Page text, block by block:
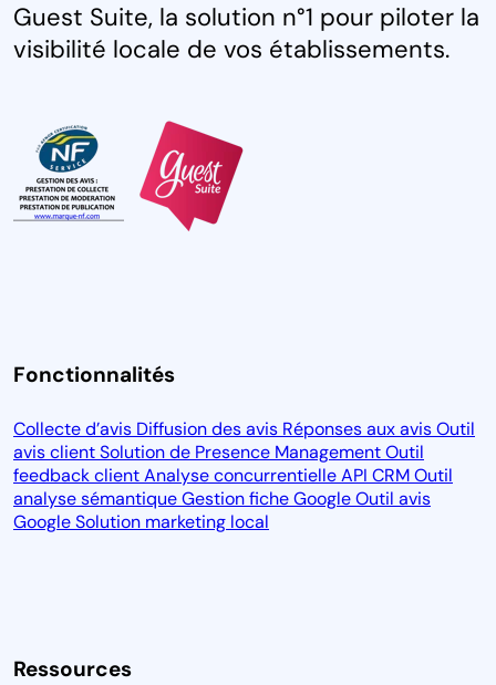
Guest Suite, la solution n°1 pour piloter la
visibilité locale de vos établissements.
Fonctionnalités
Collecte d’avis Diffusion des avis Réponses aux avisOutil
avis clientSolution de Presence ManagementOutil
feedback clientAnalyse concurrentielleAPI CRMOutil
analyse sémantiqueGestion fiche GoogleOutil avis
GoogleSolution marketing local
Ressources